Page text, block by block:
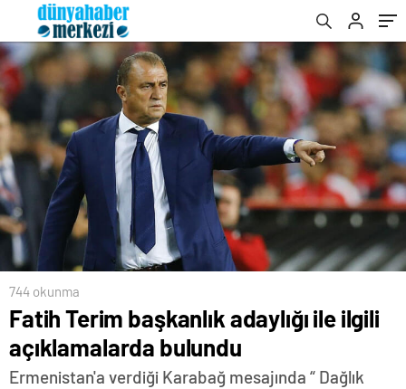
744 okunma
Fatih Terim başkanlık adaylığı ile ilgili
açıklamalarda bulundu
Ermenistan'a verdiği Karabağ mesajında “ Dağlık